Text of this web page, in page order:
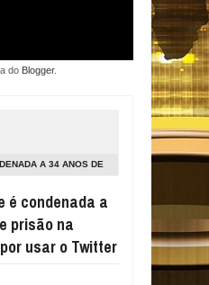
do Blogger.
A 34 ANOS DE
é condenada a
prisão na
usar o Twitter